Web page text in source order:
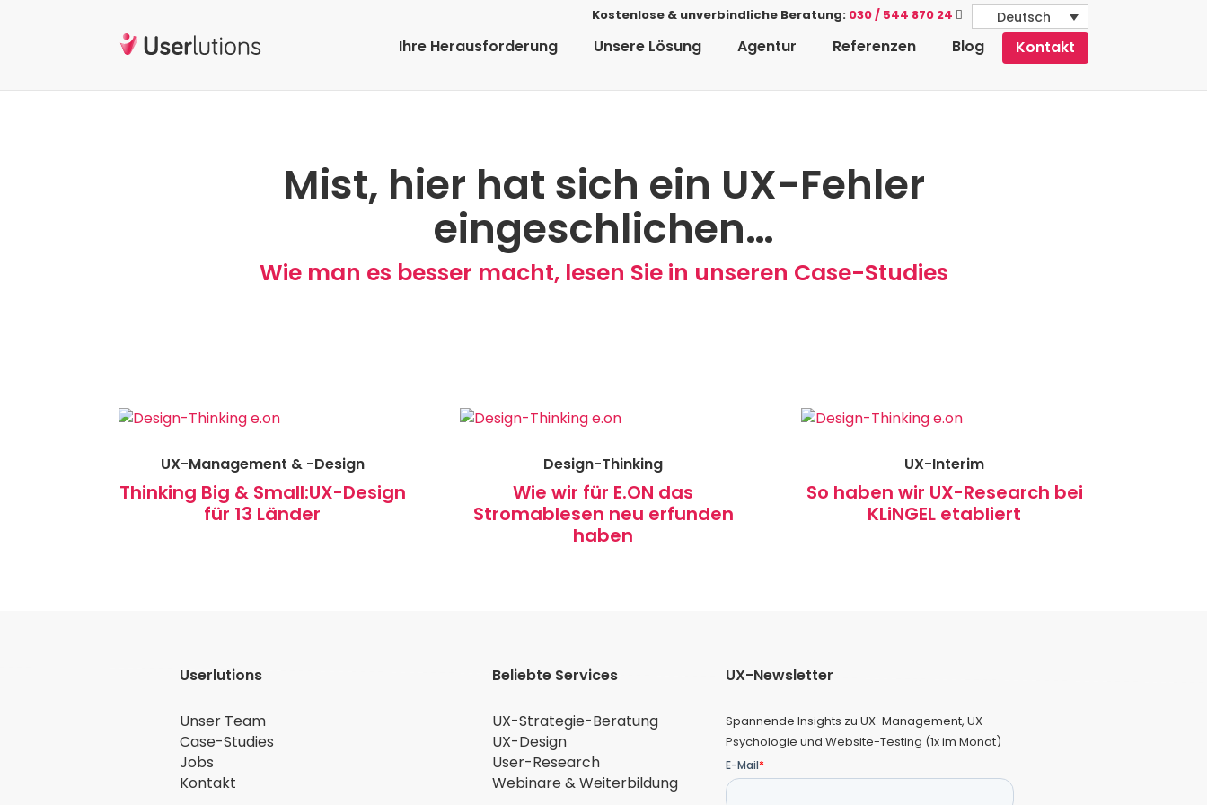
Deutsch
Kostenlose & unverbindliche Beratung: 030 / 544 870 24
Ihre Herausforderung Unsere Lösung Agentur Referenzen Blog Kontakt
Mist, hier hat sich ein UX-Fehler
eingeschlichen…
Wie man es besser macht, lesen Sie in unseren Case-Studies
UX-Management & -Design
Thinking Big & Small:UX-Design
für 13 Länder
Design-Thinking
Wie wir für E.ON das
Stromablesen neu erfunden
haben
UX-Interim
So haben wir UX-Research bei
KLiNGEL etabliert
Userlutions
Unser Team
Case-Studies
Jobs
Kontakt
Beliebte Services
UX-Strategie-Beratung
UX-Design
User-Research
Webinare & Weiterbildung
UX-Newsletter
Spannende Insights zu UX-Management, UX-
Psychologie und Website-Testing (1x im Monat)